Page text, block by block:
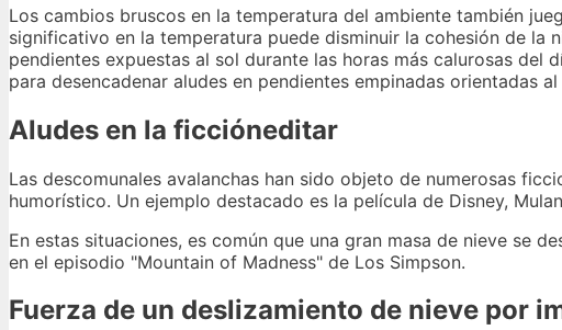
Los cambios bruscos en la temperatura del ambiente también
significativo en la temperatura puede disminuir la cohesión de la
pendientes expuestas al sol durante las horas más calurosas
para desencadenar aludes en pendientes empinadas orientadas al
Aludes en la ficcióneditar
Las descomunales avalanchas han sido objeto de numerosas
humorístico. Un ejemplo destacado es la película de Disney,
En estas situaciones, es común que una gran masa de nieve se
en el episodio "Mountain of Madness" de Los Simpson.
Fuerza de un deslizamiento de nieve por